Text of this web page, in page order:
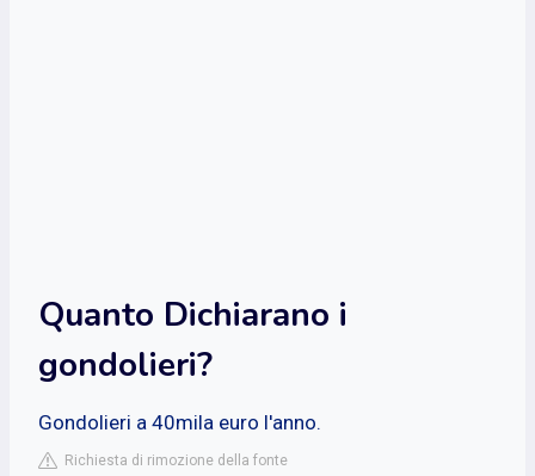
Quanto Dichiarano i
gondolieri?
Gondolieri a 40mila euro l'anno.
Richiesta di rimozione della fonte